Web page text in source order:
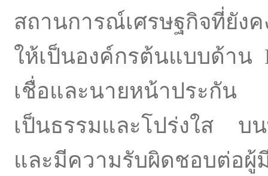
สถานการณ์เศรษฐกิจที่ยัง
ให้เป็นองค์กรต้นแบบด้าน
เชื่อและนายหน้าประกัน
เป็นธรรมและโปร่งใส บ
และมีความรับผิดชอบต่อผู้